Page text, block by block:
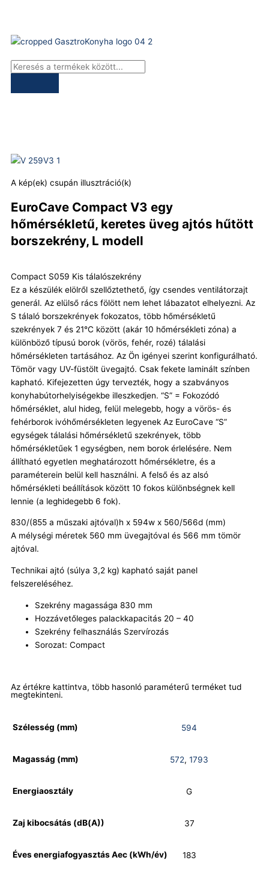
Products
A kép(ek) csupán illusztráció(k)
EuroCave Compact V3 egy
hőmérsékletű, keretes üveg ajtós hűtött
borszekrény, L modell
Compact S059 Kis tálalószekrény
Ez a készülék elölről szellőztethető, így csendes ventilátorzajt
generál. Az elülső rács fölött nem lehet lábazatot elhelyezni. Az
S tálaló borszekrények fokozatos, több hőmérsékletű
szekrények 7 és 21°C között (akár 10 hőmérsékleti zóna) a
különböző típusú borok (vörös, fehér, rozé) tálalási
hőmérsékleten tartásához. Az Ön igényei szerint konfigurálható.
Tömör vagy UV-füstölt üvegajtó. Csak fekete laminált színben
kapható. Kifejezetten úgy tervezték, hogy a szabványos
konyhabútorhelyiségekbe illeszkedjen. “S” = Fokozódó
hőmérséklet, alul hideg, felül melegebb, hogy a vörös- és
fehérborok ivóhőmérsékleten legyenek Az EuroCave “S”
egységek tálalási hőmérsékletű szekrények, több
hőmérsékletűek 1 egységben, nem borok érlelésére. Nem
állítható egyetlen meghatározott hőmérsékletre, és a
paraméterein belül kell használni. A felső és az alsó
hőmérsékleti beállítások között 10 fokos különbségnek kell
lennie (a leghidegebb 6 fok).
830/(855 a műszaki ajtóval)h x 594w x 560/566d (mm)
A mélységi méretek 560 mm üvegajtóval és 566 mm tömör
ajtóval.
Technikai ajtó (súlya 3,2 kg) kapható saját panel
felszereléséhez.
Szekrény magassága 830 mm
Hozzávetőleges palackkapacitás 20 – 40
Szekrény felhasználás Szervírozás
Sorozat: Compact
Az értékre kattintva, több hasonló paraméterű terméket tud
megtekinteni.
Szélesség (mm) 594
Magasság (mm) 572, 1793
Energiaosztály G
Zaj kibocsátás (dB(A)) 37
Éves energiafogyasztás Aec (kWh/év) 183